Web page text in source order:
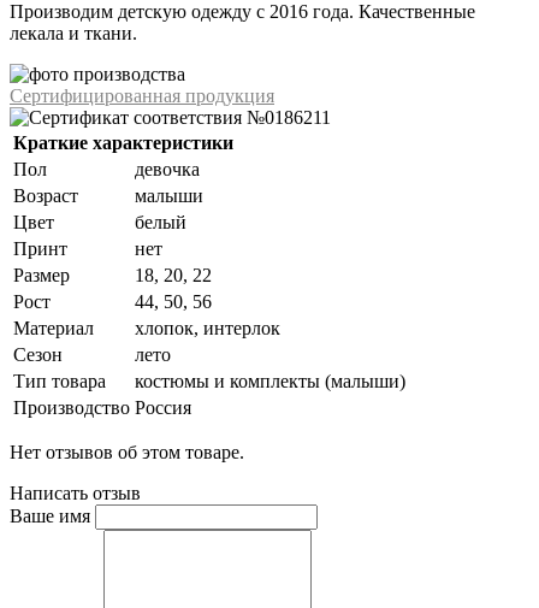
Производим детскую одежду с 2016 года. Качественные
лекала и ткани.
Сертифицированная продукция
Краткие характеристики
Пол
девочка
Возраст
малыши
Цвет
белый
Принт
нет
Размер
18, 20, 22
Рост
44, 50, 56
Материал
хлопок, интерлок
Сезон
лето
Тип товара
костюмы и комплекты (малыши)
Производство Россия
Нет отзывов об этом товаре.
Написать отзыв
Ваше имя